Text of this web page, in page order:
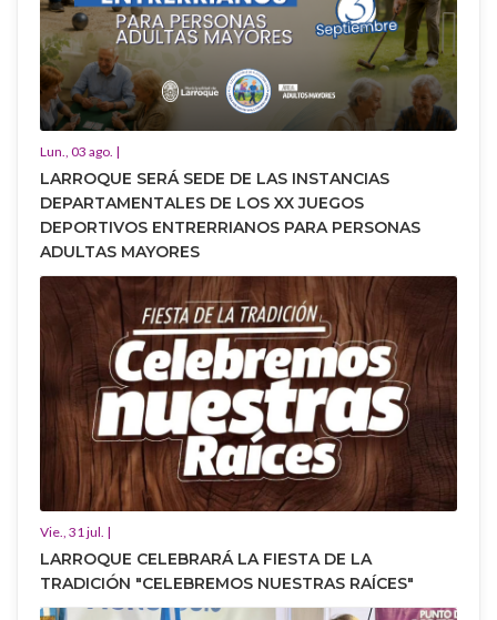
Lun., 03 ago. |
LARROQUE SERÁ SEDE DE LAS INSTANCIAS
DEPARTAMENTALES DE LOS XX JUEGOS
DEPORTIVOS ENTRERRIANOS PARA PERSONAS
ADULTAS MAYORES
Vie., 31 jul. |
LARROQUE CELEBRARÁ LA FIESTA DE LA
TRADICIÓN "CELEBREMOS NUESTRAS RAÍCES"